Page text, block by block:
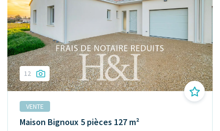
12
VENTE
Maison Bignoux 5 pièces 127 m²